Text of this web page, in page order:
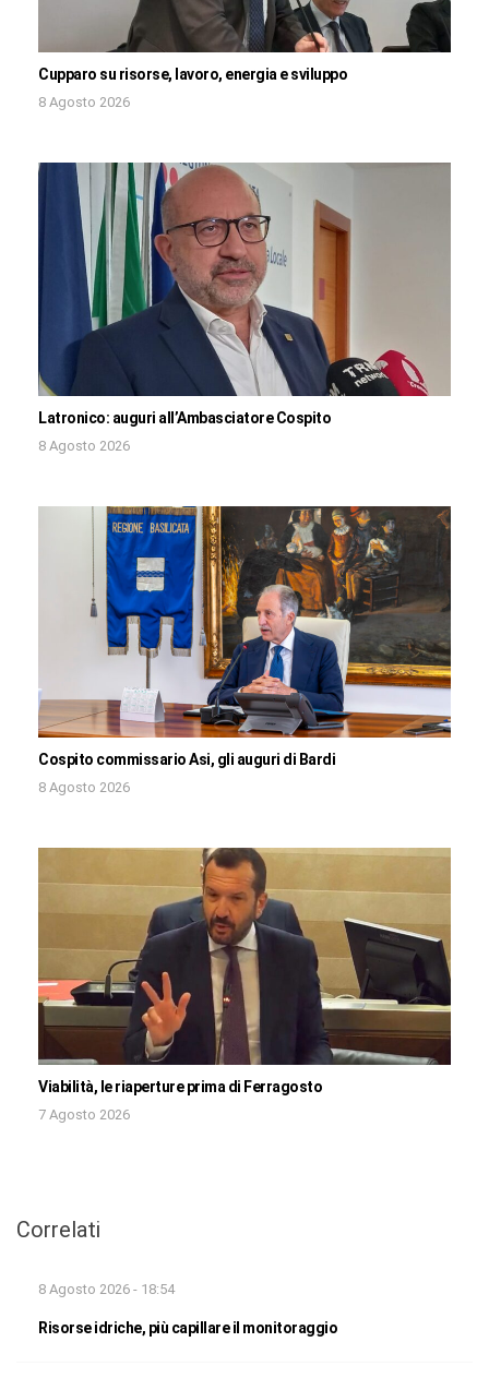
Cupparo su risorse, lavoro, energia e sviluppo
8 Agosto 2026
Latronico: auguri all’Ambasciatore Cospito
8 Agosto 2026
Cospito commissario Asi, gli auguri di Bardi
8 Agosto 2026
Viabilità, le riaperture prima di Ferragosto
7 Agosto 2026
Correlati
8 Agosto 2026 - 18:54
Risorse idriche, più capillare il monitoraggio